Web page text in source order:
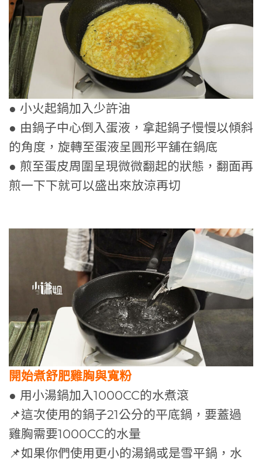
● 小火起鍋加入少許油
● 由鍋子中心倒入蛋液，拿起鍋子慢慢以傾斜
的角度，旋轉至蛋液呈圓形平舖在鍋底
● 煎至蛋皮周圍呈現微微翻起的狀態，翻面再
煎一下下就可以盛出來放涼再切
開始煮舒肥雞胸與寬粉
● 用小湯鍋加入1000CC的水煮滾
📌這次使用的鍋子21公分的平底鍋，要蓋過
雞胸需要1000CC的水量
📌如果你們使用更小的湯鍋或是雪平鍋，水